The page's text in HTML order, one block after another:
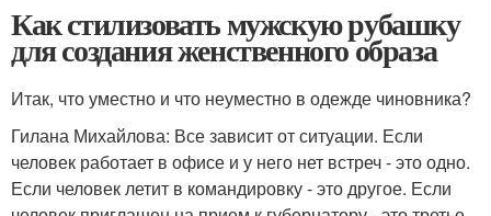
Как стилизовать мужскую рубашку
для создания женственного образа
Итак, что уместно и что неуместно в одежде чиновника?
Гилана Михайлова: Все зависит от ситуации. Если
человек работает в офисе и у него нет встреч - это одно.
Если человек летит в командировку - это другое. Если